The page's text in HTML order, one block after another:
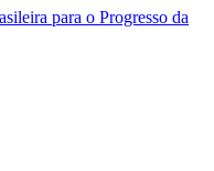
para o Progresso da